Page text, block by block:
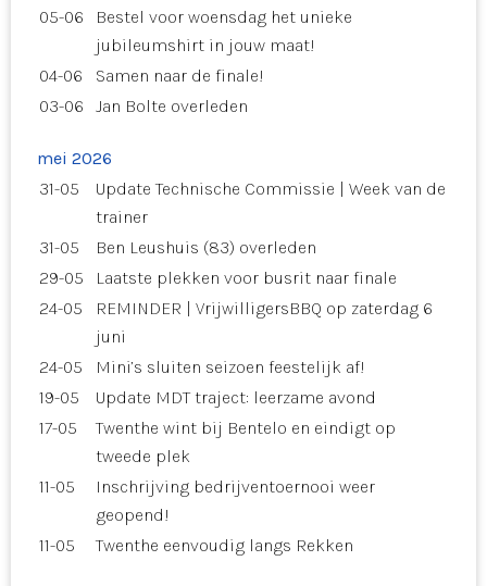
05-06
Bestel voor woensdag het unieke
jubileumshirt in jouw maat!
04-06
Samen naar de finale!
03-06
Jan Bolte overleden
mei 2026
31-05
Update Technische Commissie | Week van de
trainer
31-05
Ben Leushuis (83) overleden
29-05
Laatste plekken voor busrit naar finale
24-05
REMINDER | VrijwilligersBBQ op zaterdag 6
juni
24-05
Mini’s sluiten seizoen feestelijk af!
19-05
Update MDT traject: leerzame avond
17-05
Twenthe wint bij Bentelo en eindigt op
tweede plek
11-05
Inschrijving bedrijventoernooi weer
geopend!
11-05
Twenthe eenvoudig langs Rekken